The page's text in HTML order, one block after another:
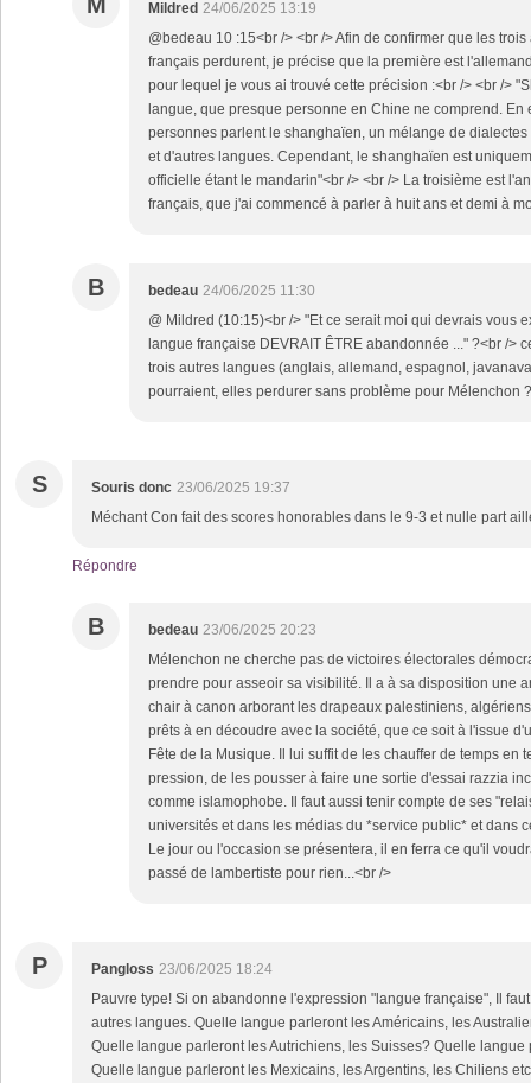
Mildred 24/06/2025 13:19
@bedeau 10 :15<br /> <br /> Afin de confirmer que les
français perdurent, je précise que la première est
pour lequel je vous ai trouvé cette précision :<br /> <br />
langue, que presque personne en Chine ne comprend. En
personnes parlent le shanghaïen, un mélange de
et d'autres langues. Cependant, le shanghaïen est
officielle étant le mandarin"<br /> <br /> La troisième est
français, que j'ai commencé à parler à huit ans et demi à
B bedeau 24/06/2025 11:30
@ Mildred (10:15)<br /> "Et ce serait moi qui devrais vous
langue française DEVRAIT ÊTRE abandonnée ..." ?<br />
trois autres langues (anglais, allemand, espagnol,
pourraient, elles perdurer sans problème pour Mélenchon
S Souris donc 23/06/2025 19:37
Méchant Con fait des scores honorables dans le 9-3 et nulle part
Répondre
B bedeau 23/06/2025 20:23
Mélenchon ne cherche pas de victoires électorales
prendre pour asseoir sa visibilité. Il a à sa disposition une
chair à canon arborant les drapeaux palestiniens,
prêts à en découdre avec la société, que ce soit à l'issue
Fête de la Musique. Il lui suffit de les chauffer de temps en
pression, de les pousser à faire une sortie d'essai razzia
comme islamophobe. Il faut aussi tenir compte de ses
universités et dans les médias du *service public* et dans
Le jour ou l'occasion se présentera, il en ferra ce qu'il
passé de lambertiste pour rien...<br />
P Pangloss 23/06/2025 18:24
Pauvre type! Si on abandonne l'expression "langue française", Il
autres langues. Quelle langue parleront les Américains, les
Quelle langue parleront les Autrichiens, les Suisses? Quelle
Quelle langue parleront les Mexicains, les Argentins, les Chiliens